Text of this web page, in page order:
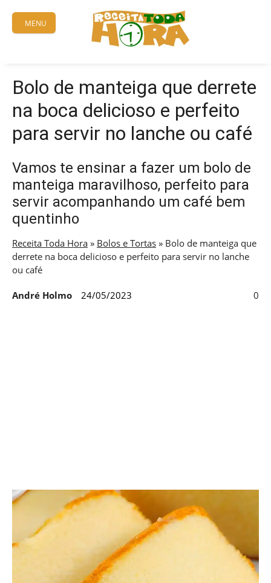
content
MENU
Bolo de manteiga que derrete
na boca delicioso e perfeito
para servir no lanche ou café
Vamos te ensinar a fazer um bolo de
manteiga maravilhoso, perfeito para
servir acompanhando um café bem
quentinho
Receita Toda Hora » Bolos e Tortas » Bolo de manteiga que
derrete na boca delicioso e perfeito para servir no lanche
ou café
André Holmo 24/05/2023 0